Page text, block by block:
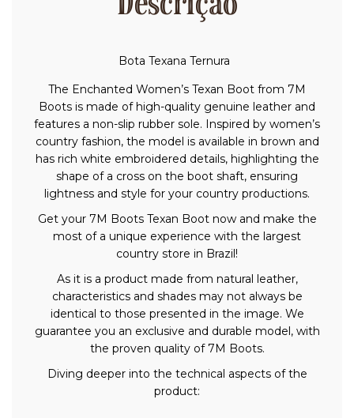
Bota Texana Ternura
The Enchanted Women’s Texan Boot from 7M
Boots is made of high-quality genuine leather and
features a non-slip rubber sole. Inspired by women’s
country fashion, the model is available in brown and
has rich white embroidered details, highlighting the
shape of a cross on the boot shaft, ensuring
lightness and style for your country productions.
Get your 7M Boots Texan Boot now and make the
most of a unique experience with the largest
country store in Brazil!
As it is a product made from natural leather,
characteristics and shades may not always be
identical to those presented in the image. We
guarantee you an exclusive and durable model, with
the proven quality of 7M Boots.
Diving deeper into the technical aspects of the
product: